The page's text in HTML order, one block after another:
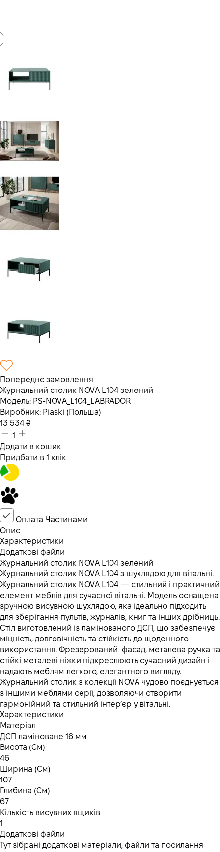
Попереднє замовлення
Журнальний столик NOVA L104 зелений
Модель: PS-NOVA_L104_LABRADOR
Виробник: Piaski (Польша)
13 534 ₴
1
Додати в кошик
Придбати в 1 клік
Оплата Частинами
Опис
Характеристики
Додаткові файли
Журнальний столик NOVA L104 зелений
Журнальний столик NOVA L104 з шухлядою для вітальні.
Журнальний столик NOVA L104 — стильний і практичний
елемент меблів для сучасної вітальні. Модель оснащена
зручною висувною шухлядою, яка ідеально підходить
для зберігання пультів, журналів, книг та інших дрібниць.
Стіл виготовлений із ламінованого ДСП, що забезпечує
міцність, довговічність та стійкість до щоденного
використання. Фрезерований фасад, металева ручка та
стійкі металеві ніжки підкреслюють сучасний дизайн і
надають меблям легкого, елегантного вигляду.
Журнальний столик з колекції NOVA чудово поєднується
з іншими меблями серії, дозволяючи створити
гармонійний та стильний інтер’єр у вітальні.
Характеристики
Матеріал
ДСП ламіноване 16 мм
Висота (См)
46
Ширина (См)
107
Глибина (См)
67
Кількість висувних ящиків
1
Додаткові файли
Тут зібрані додаткові матеріали, файли та посилання